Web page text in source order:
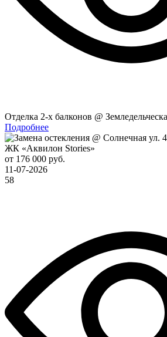
Отделка 2-x балконов @
Подробнее
ЖК «Аквилон Stories»
от 176 000 руб.
11-07-2026
58